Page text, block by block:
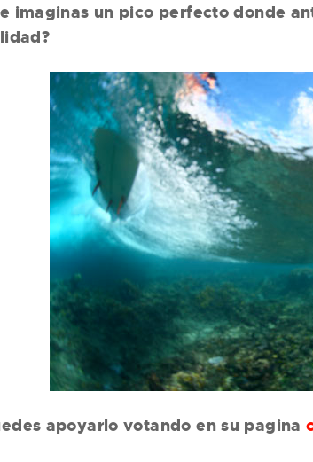
imaginas un pico perfecto donde
apoyarlo votando en su pagina